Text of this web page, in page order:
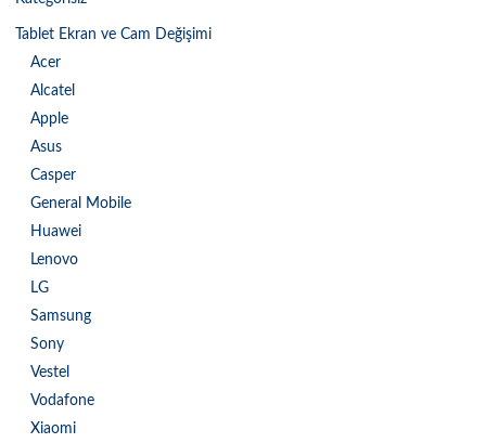
Tablet Ekran ve Cam Değişimi
Acer
Alcatel
Apple
Asus
Casper
General Mobile
Huawei
Lenovo
LG
Samsung
Sony
Vestel
Vodafone
Xiaomi